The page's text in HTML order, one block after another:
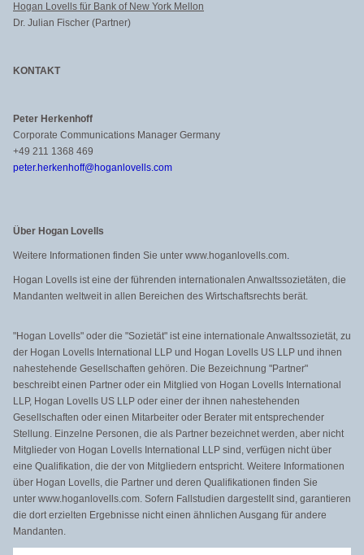
Hogan Lovells für Bank of New York Mellon
Dr. Julian Fischer (Partner)
KONTAKT
Peter Herkenhoff
Corporate Communications Manager Germany
+49 211 1368 469
peter.herkenhoff@hoganlovells.com
Über Hogan Lovells
Weitere Informationen finden Sie unter www.hoganlovells.com.
Hogan Lovells ist eine der führenden internationalen Anwaltssozietäten, die
Mandanten weltweit in allen Bereichen des Wirtschaftsrechts berät.
"Hogan Lovells" oder die "Sozietät" ist eine internationale Anwaltssozietät, zu
der Hogan Lovells International LLP und Hogan Lovells US LLP und ihnen
nahestehende Gesellschaften gehören. Die Bezeichnung "Partner"
beschreibt einen Partner oder ein Mitglied von Hogan Lovells International
LLP, Hogan Lovells US LLP oder einer der ihnen nahestehenden
Gesellschaften oder einen Mitarbeiter oder Berater mit entsprechender
Stellung. Einzelne Personen, die als Partner bezeichnet werden, aber nicht
Mitglieder von Hogan Lovells International LLP sind, verfügen nicht über
eine Qualifikation, die der von Mitgliedern entspricht. Weitere Informationen
über Hogan Lovells, die Partner und deren Qualifikationen finden Sie
unter www.hoganlovells.com. Sofern Fallstudien dargestellt sind, garantieren
die dort erzielten Ergebnisse nicht einen ähnlichen Ausgang für andere
Mandanten.